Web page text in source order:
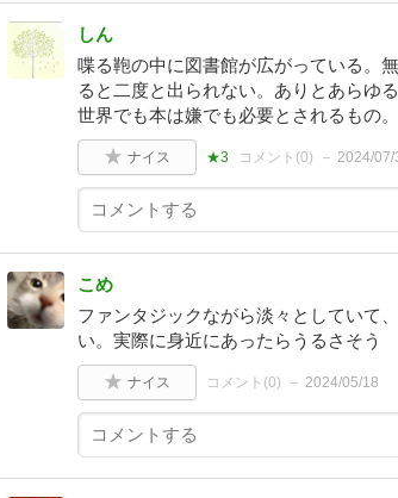
しん
喋る鞄の中に図書館が広がっている。
ると二度と出られない。ありとあらゆ
世界でも本は嫌でも必要とされるもの。
ナイス ★3 コメント(0) 2024/07/
こめ
ファンタジックながら淡々としていて
い。実際に身近にあったらうるさそう
ナイス コメント(0) 2024/05/18